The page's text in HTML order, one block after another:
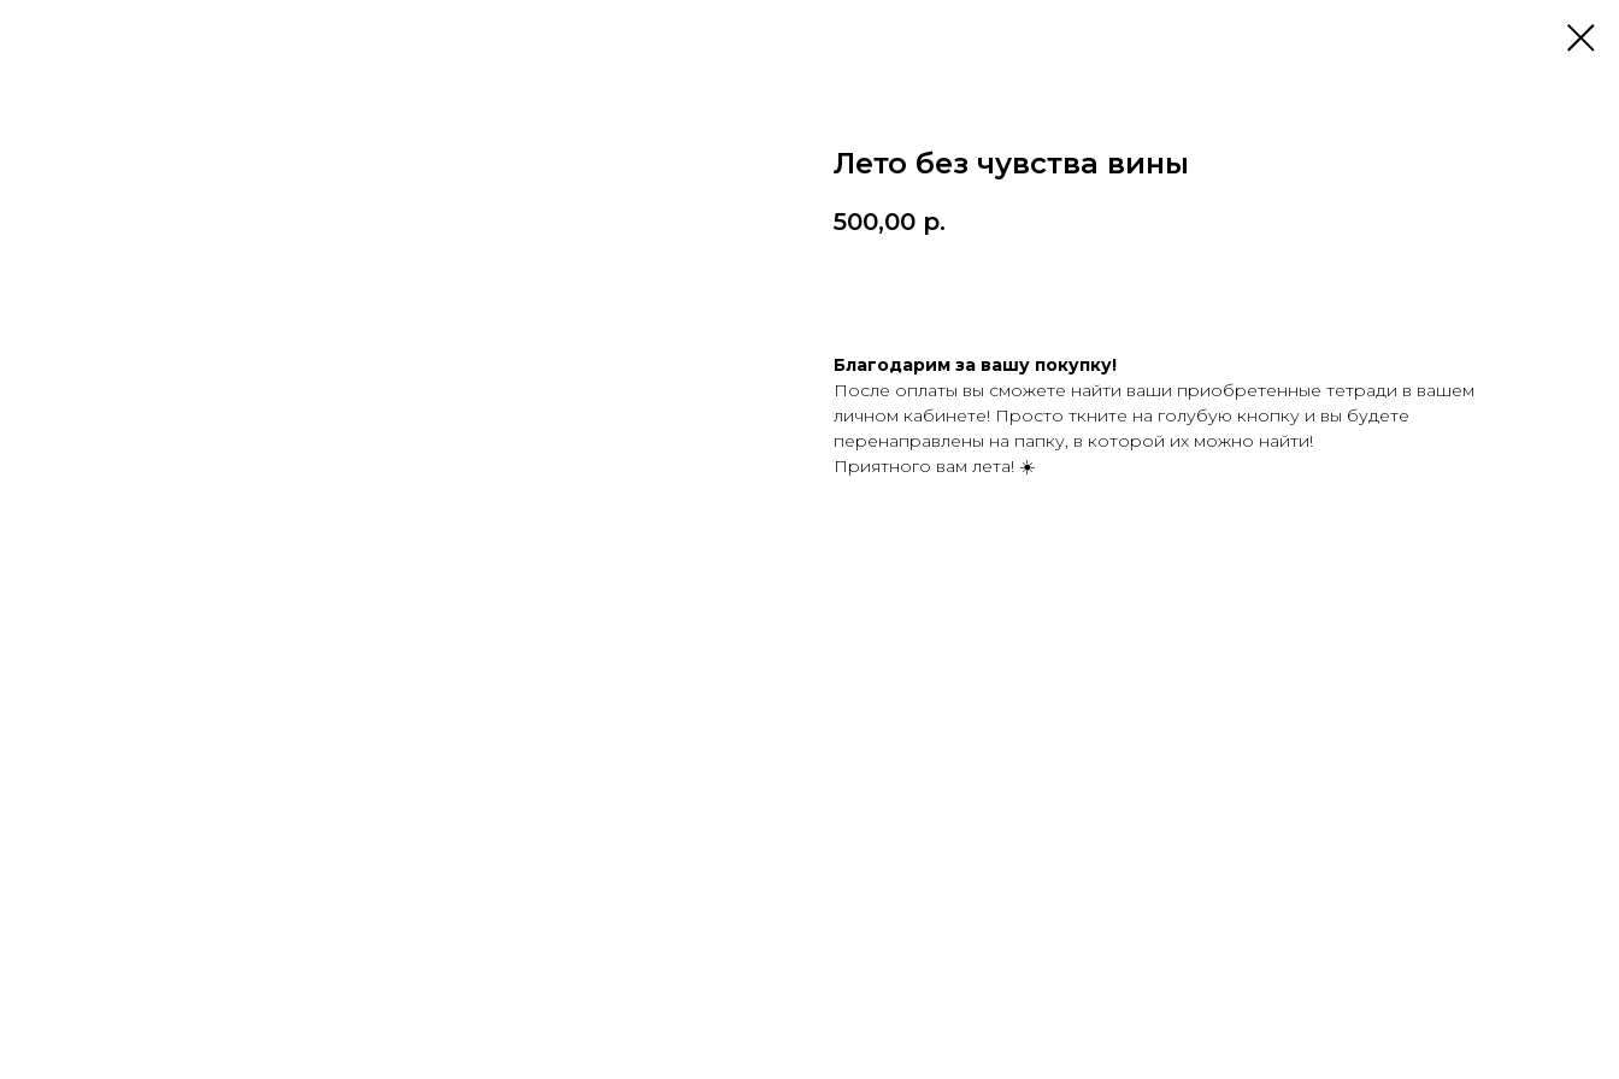
Лето без чувства вины
500,00 р.
Благодарим за вашу покупку!
После оплаты вы сможете найти ваши приобретенные тетради в вашем
личном кабинете! Просто ткните на голубую кнопку и вы будете
перенаправлены на папку, в которой их можно найти!
Приятного вам лета! ☀️